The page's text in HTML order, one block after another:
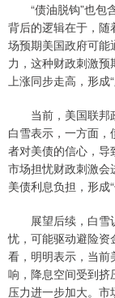
“债油脱钩”也包
背后的逻辑在于，
场预期美国政府可
力，这种财政刺激
上涨同步走高，形成“
当前，美国联邦政
白雪表示，一方面
者对美债的信心，导
市场担忧财政刺激
美债利息负担，形成
展望后续，白雪
忧，可能驱动避险资
看，明明表示，当
响，降息空间受到挤
压力进一步加大。